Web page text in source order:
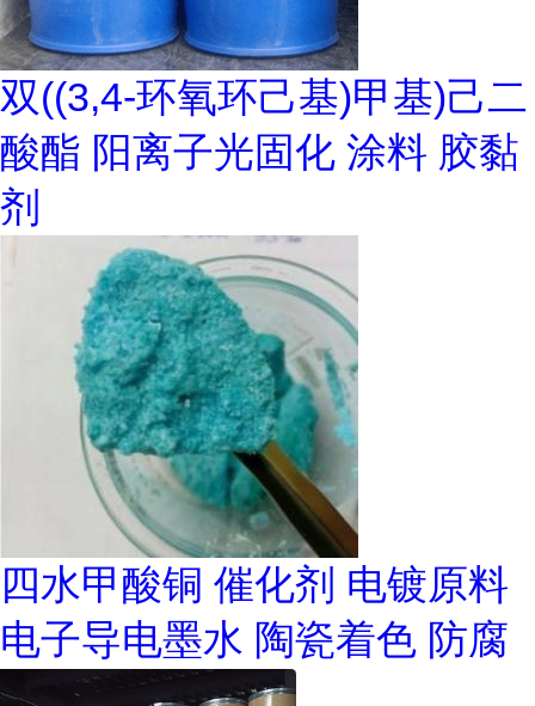
双((3,4-环氧环己基)甲基)己二
酸酯 阳离子光固化 涂料 胶黏
剂
四水甲酸铜 催化剂 电镀原料
电子导电墨水 陶瓷着色 防腐